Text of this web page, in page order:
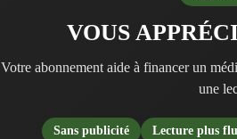
VOUS
Votre abonnement aide à financer un
une
Sans publicité Lecture plus